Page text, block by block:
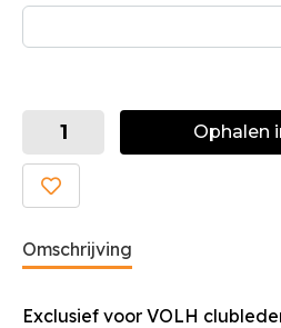
Ophalen
Omschrijving
Exclusief voor VOLH